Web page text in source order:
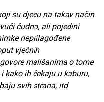
su djecu na takav način
čudno, ali pojedini
neprilagođene
vječnih
mališanima o tome
kako ih čekaju u kaburu,
svih strana, itd